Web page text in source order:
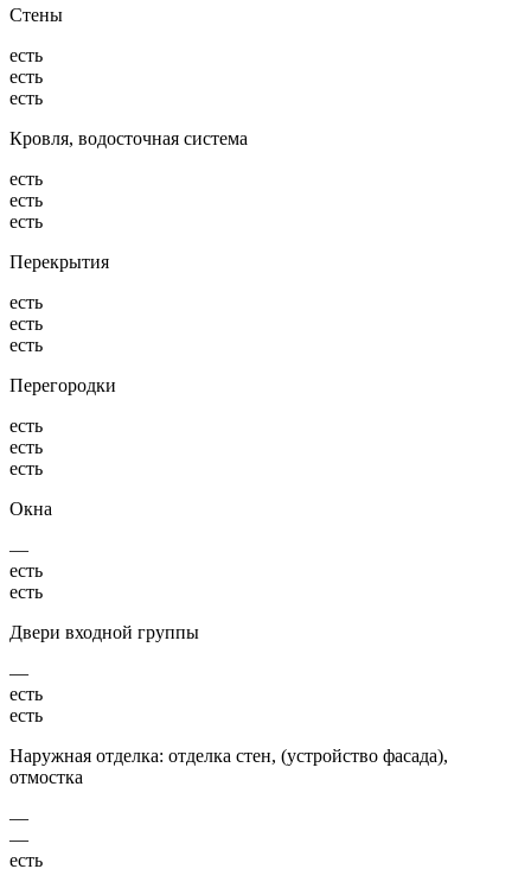
Стены
есть
есть
есть
Кровля, водосточная система
есть
есть
есть
Перекрытия
есть
есть
есть
Перегородки
есть
есть
есть
Окна
—
есть
есть
Двери входной группы
—
есть
есть
Наружная отделка: отделка стен, (устройство фасада),
отмостка
—
—
есть